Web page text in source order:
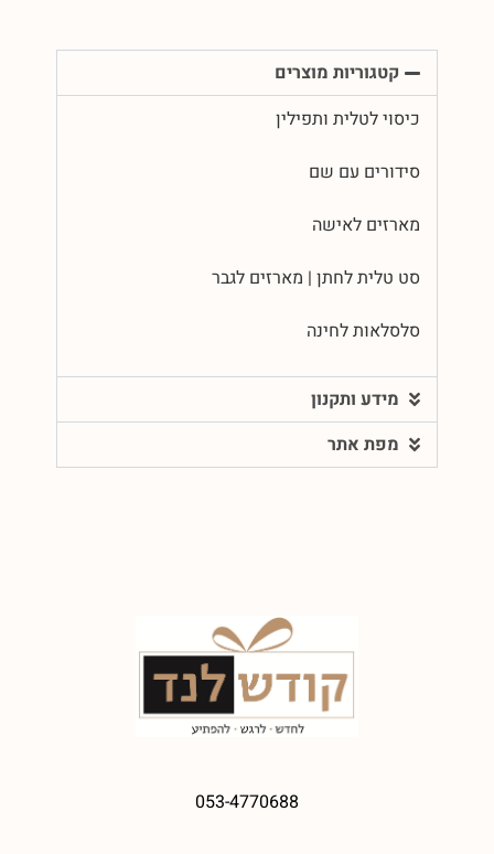
קטגוריות מוצרים
כיסוי לטלית ותפילין
סידורים עם שם
מארזים לאישה
סט טלית לחתן | מארזים לגבר
סלסלאות לחינה
מידע ותקנון
מפת אתר
053-4770688